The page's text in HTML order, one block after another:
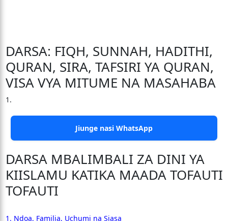
DARSA: FIQH, SUNNAH, HADITHI,
QURAN, SIRA, TAFSIRI YA QURAN,
VISA VYA MITUME NA MASAHABA
1.
Jiunge nasi WhatsApp
DARSA MBALIMBALI ZA DINI YA
KIISLAMU KATIKA MAADA TOFAUTI
TOFAUTI
1. Ndoa, Familia, Uchumi na Siasa